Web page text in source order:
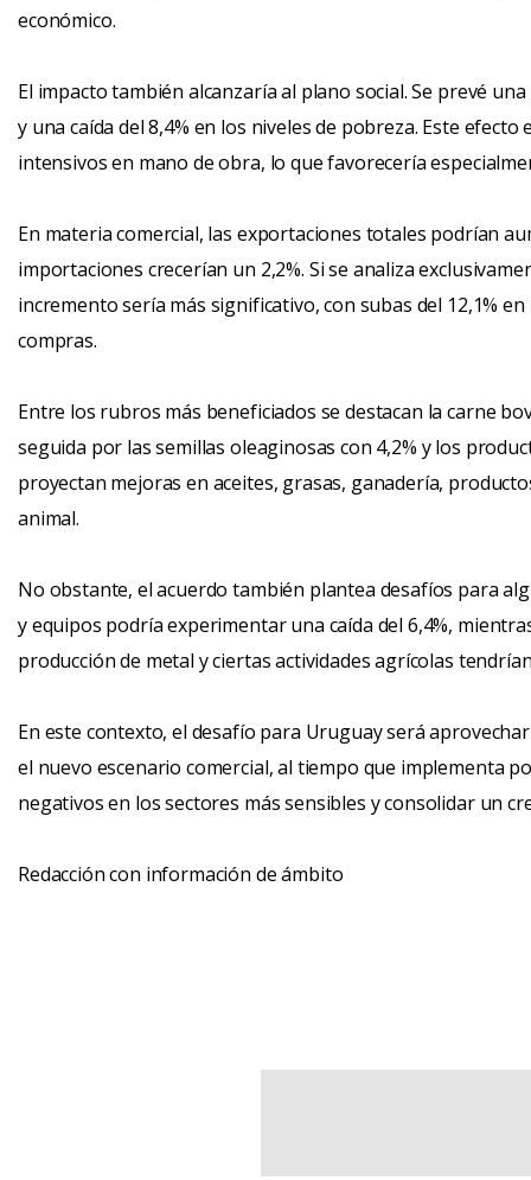
económico.
El impacto también alcanzaría al plano social. Se prevé
y una caída del 8,4% en los niveles de pobreza. Este
intensivos en mano de obra, lo que favorecería
En materia comercial, las exportaciones totales podrían
importaciones crecerían un 2,2%. Si se analiza
incremento sería más significativo, con subas del 12,1%
compras.
Entre los rubros más beneficiados se destacan la carne
seguida por las semillas oleaginosas con 4,2% y los
proyectan mejoras en aceites, grasas, ganadería,
animal.
No obstante, el acuerdo también plantea desafíos para
y equipos podría experimentar una caída del 6,4%,
producción de metal y ciertas actividades agrícolas
En este contexto, el desafío para Uruguay será
el nuevo escenario comercial, al tiempo que implementa
negativos en los sectores más sensibles y consolidar un
Redacción con información de ámbito